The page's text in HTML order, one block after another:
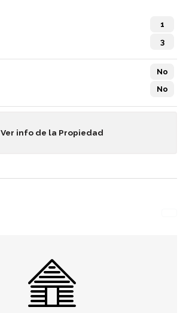
1
3
No
No
Ver info de la Propiedad